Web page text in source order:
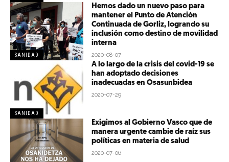
SANIDAD
Hemos dado un nuevo paso para
mantener el Punto de Atención
Continuada de Gorliz, logrando su
inclusión como destino de movilidad
interna
2020-08-07
SANIDAD
A lo largo de la crisis del covid-19 se
han adoptado decisiones
inadecuadas en Osasunbidea
2020-07-29
Exigimos al Gobierno Vasco que de
manera urgente cambie de raíz sus
políticas en materia de salud
2020-07-06